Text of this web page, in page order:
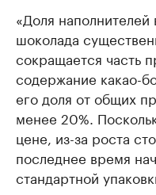
«Доля наполнителей
шоколада
сокращается часть
содержание какао-
его доля от общих
менее 20%.
цене, из-за роста
последнее время
стандартной